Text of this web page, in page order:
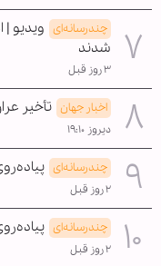
چندرسانه‌ای ویدیو
شدند
۳ روز قبل
اخبار جهان تأخیر
دیروز ۱۹:۱۰
چندرسانه‌ای
۲ روز قبل
چندرسانه‌ای
۲ روز قبل